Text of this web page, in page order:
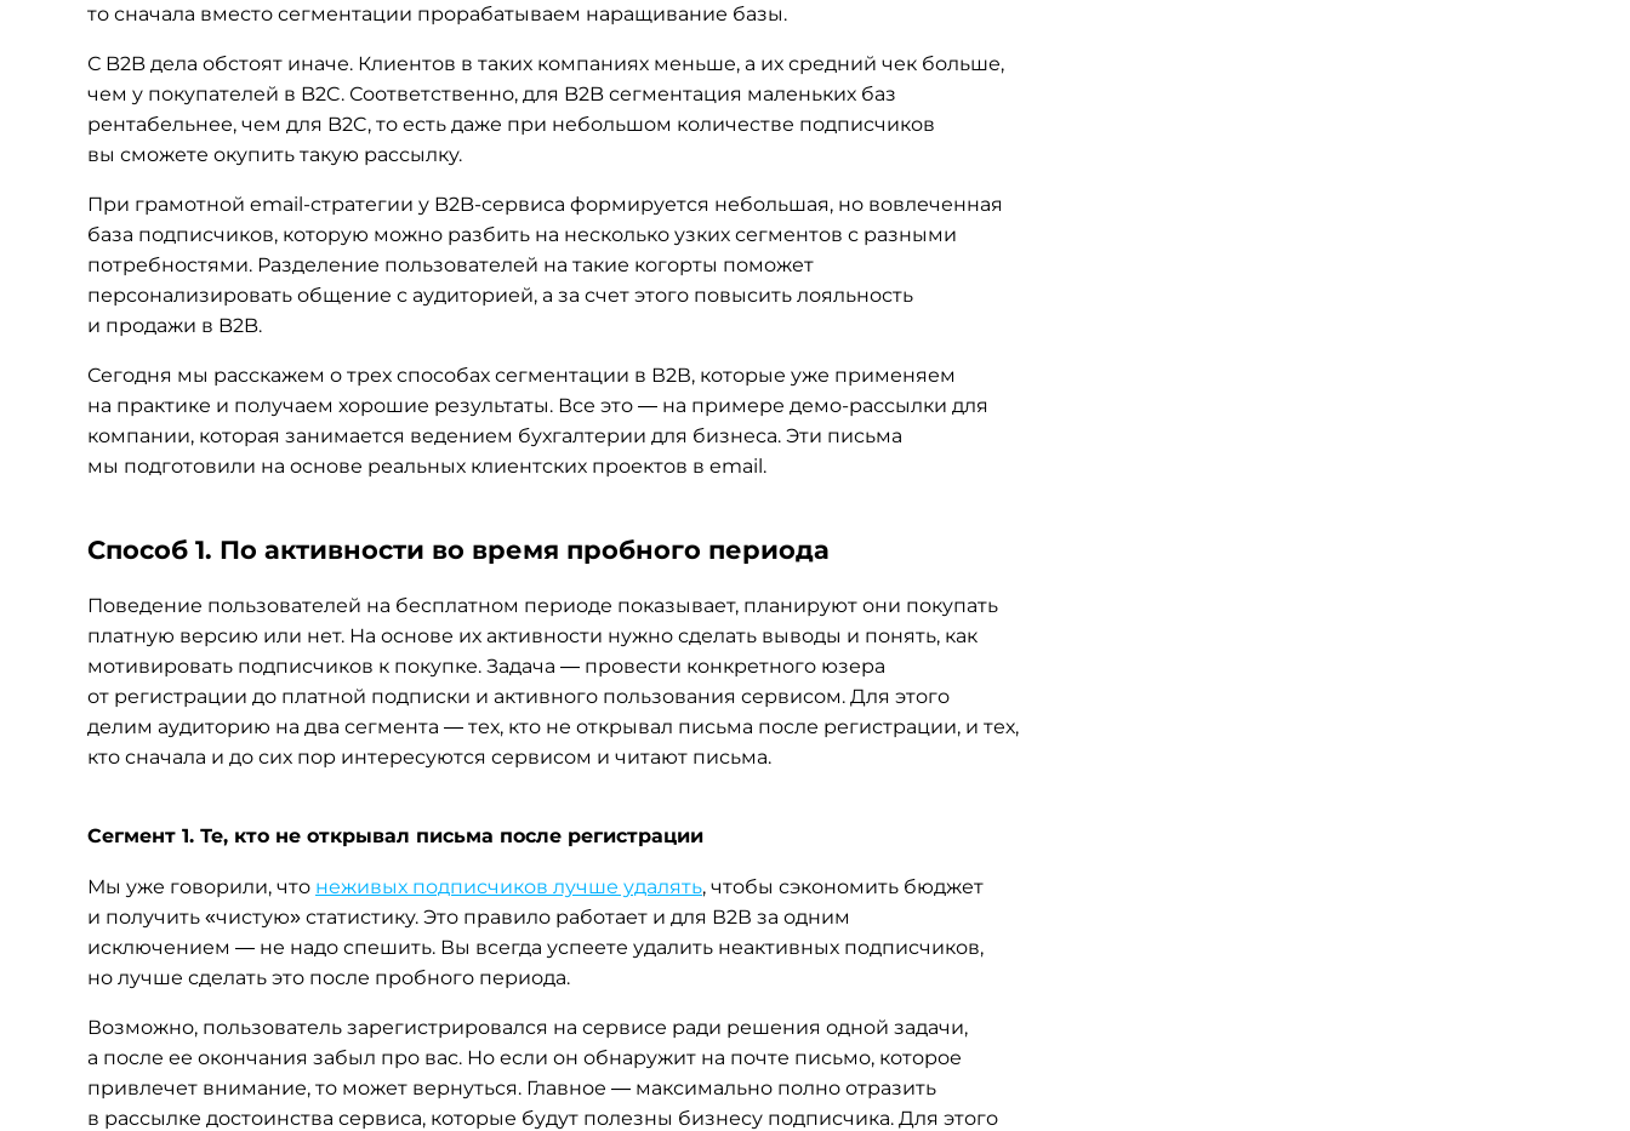
то сначала вместо сегментации прорабатываем наращивание базы.
С B2B дела обстоят иначе. Клиентов в таких компаниях меньше, а их средний чек больше,
чем у покупателей в B2C. Соответственно, для B2B сегментация маленьких баз
рентабельнее, чем для B2C, то есть даже при небольшом количестве подписчиков
вы сможете окупить такую рассылку.
При грамотной email-стратегии у B2B-сервиса формируется небольшая, но вовлеченная
база подписчиков, которую можно разбить на несколько узких сегментов с разными
потребностями. Разделение пользователей на такие когорты поможет
персонализировать общение с аудиторией, а за счет этого повысить лояльность
и продажи в B2B.
Сегодня мы расскажем о трех способах сегментации в В2В, которые уже применяем
на практике и получаем хорошие результаты. Все это — на примере демо-рассылки для
компании, которая занимается ведением бухгалтерии для бизнеса. Эти письма
мы подготовили на основе реальных клиентских проектов в email.
Способ 1. По активности во время пробного периода
Поведение пользователей на бесплатном периоде показывает, планируют они покупать
платную версию или нет. На основе их активности нужно сделать выводы и понять, как
мотивировать подписчиков к покупке. Задача — провести конкретного юзера
от регистрации до платной подписки и активного пользования сервисом. Для этого
делим аудиторию на два сегмента — тех, кто не открывал письма после регистрации, и тех,
кто сначала и до сих пор интересуются сервисом и читают письма.
Сегмент 1. Те, кто не открывал письма после регистрации
Мы уже говорили, что неживых подписчиков лучше удалять, чтобы сэкономить бюджет
и получить «чистую» статистику. Это правило работает и для В2В за одним
исключением — не надо спешить. Вы всегда успеете удалить неактивных подписчиков,
но лучше сделать это после пробного периода.
Возможно, пользователь зарегистрировался на сервисе ради решения одной задачи,
а после ее окончания забыл про вас. Но если он обнаружит на почте письмо, которое
привлечет внимание, то может вернуться. Главное — максимально полно отразить
в рассылке достоинства сервиса, которые будут полезны бизнесу подписчика. Для этого